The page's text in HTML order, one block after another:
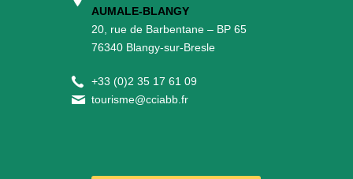
AUMALE-BLANGY
20, rue de Barbentane – BP 65
76340 Blangy-sur-Bresle
+33 (0)2 35 17 61 09
tourisme@cciabb.fr